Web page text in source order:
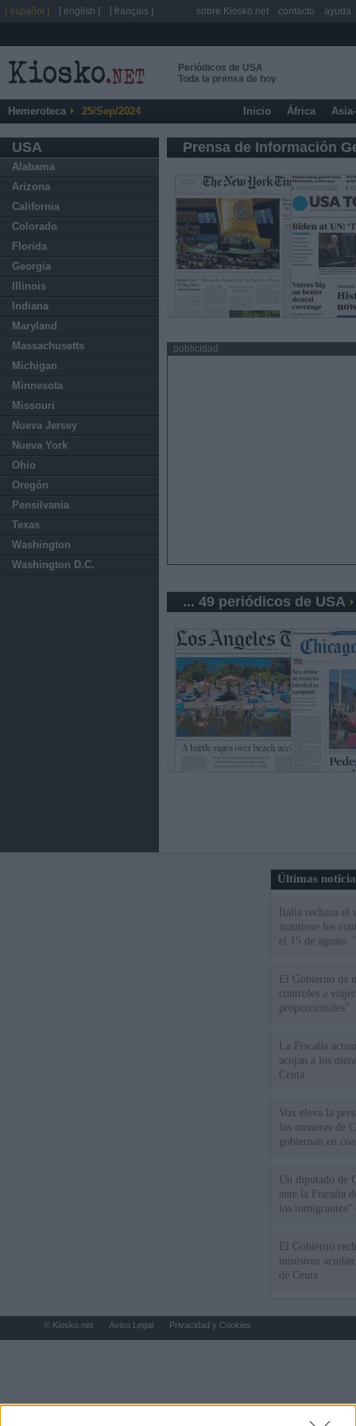
Periódicos de USA
Toda la prensa de hoy
Hemeroteca 25/Sep/2024 Inicio África
USA
Alabama
Arizona
California
Colorado
Florida
Georgia
Illinois
Indiana
Maryland
Massachusetts
Michigan
Minnesota
Missouri
Nueva Jersey
Nueva York
Ohio
Oregón
Pensilvania
Texas
Washington
Washington D.C.
Prensa de Información
publicidad
... 49 periódicos de USA
Últimas
Italia rechaza
mantiene los
el 15 de agosto:
El Gobierno da
controles a
proporcionales"
La Fiscalía
acojan a los
Ceuta
Vox eleva la
los menores de
gobiernan en
Un diputado de
ante la Fiscalía
los inmigrantes”
El Gobierno
ministros
de Ceuta
[ español ] [ english ] [ français ] sobre Kiosko.net contacto ayuda
© Kiosko.net Aviso Legal Privacidad y Cookies